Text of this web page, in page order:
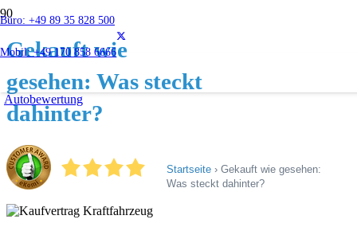
Büro: +49 89 35 828 500
Mobil: +49 170 858 6666
Autobewertung
Gekauft wie
gesehen: Was steckt
dahinter?
Startseite › Gekauft wie gesehen:
Was steckt dahinter?